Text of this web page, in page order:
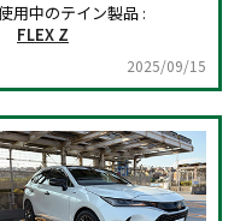
用中のテイン製品 :
FLEX Z
2025/09/15